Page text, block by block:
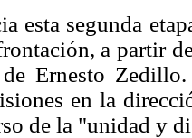
esta segunda
a partir
Ernesto
en la
de la "unidad y